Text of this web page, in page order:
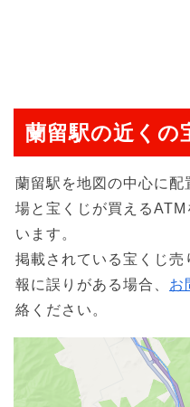
蘭留駅の近くの
蘭留駅を地図の中心に配
場と宝くじが買える
います。
掲載されている宝くじ
報に誤りがある場合、 お
絡ください。